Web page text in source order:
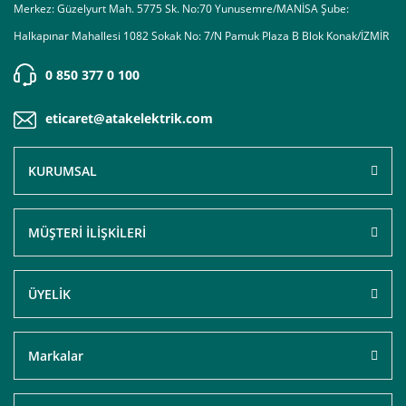
Merkez: Güzelyurt Mah. 5775 Sk. No:70 Yunusemre/MANİSA Şube:
Halkapınar Mahallesi 1082 Sokak No: 7/N Pamuk Plaza B Blok Konak/İZMİR
0 850 377 0 100
eticaret@atakelektrik.com
KURUMSAL
MÜŞTERİ İLİŞKİLERİ
ÜYELİK
Markalar